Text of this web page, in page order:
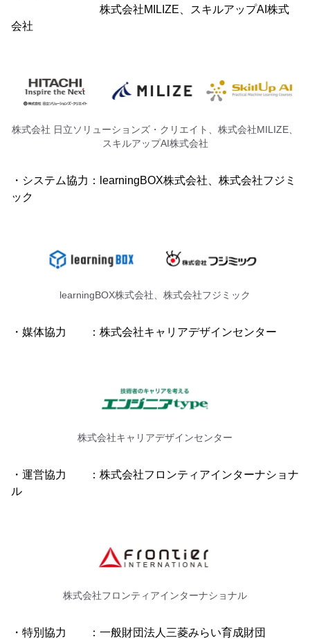
株式会社MILIZE、スキルアップAI株式
会社
株式会社 日立ソリューションズ・クリエイト、株式会社MILIZE、
スキルアップAI株式会社
・システム協力：learningBOX株式会社、株式会社フジミ
ック
learningBOX株式会社、株式会社フジミック
・媒体協力 ：株式会社キャリアデザインセンター
株式会社キャリアデザインセンター
・運営協力 ：株式会社フロンティアインターナショナ
ル
株式会社フロンティアインターナショナル
・特別協力 ：一般財団法人三菱みらい育成財団